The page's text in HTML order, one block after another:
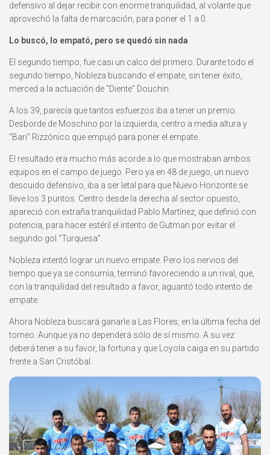
defensivo al dejar recibir con enorme tranquilidad, al volante que
aprovechó la falta de marcación, para poner el 1 a 0.
Lo buscó, lo empató, pero se quedó sin nada
El segundo tiempo, fue casi un calco del primero. Durante todo el
segundo tiempo, Nobleza buscando el empate, sin tener éxito,
merced a la actuación de “Diente” Douchin.
A los 39, parecía que tantos esfuerzos iba a tener un premio.
Desborde de Moschino por la izquierda, centro a media altura y
“Bari” Rizzónico que empujó para poner el empate.
El resultado era mucho más acorde a lo que mostraban ambos
equipos en el campo de juego. Pero ya en 48 de juego, un nuevo
descuido defensivo, iba a ser letal para que Nuevo Horizonte se
lleve los 3 puntos. Centro desde la derecha al sector opuesto,
apareció con extraña tranquilidad Pablo Martínez, que definió con
potencia, para hacer estéril el intento de Gutman por evitar el
segundo gol “Turquesa”.
Nobleza intentó lograr un nuevo empate. Pero los nervios del
tiempo que ya se consumía, terminó favoreciendo a un rival, que,
con la tranquilidad del resultado a favor, aguantó todo intento de
empate.
Ahora Nobleza buscará ganarle a Las Flores, en la última fecha del
torneo. Aunque ya no dependerá sólo de sí mismo. A su vez
deberá tener a su favor, la fortuna y que Loyola caiga en su partido
frente a San Cristóbal.